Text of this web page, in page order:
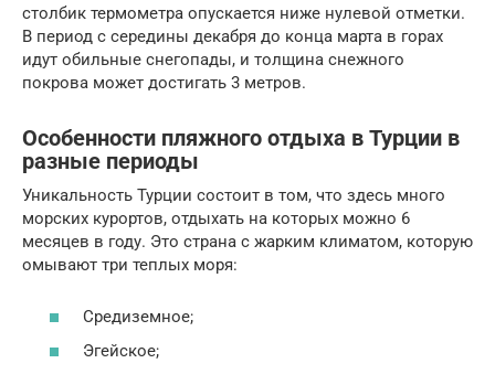
столбик термометра опускается ниже нулевой отметки.
В период с середины декабря до конца марта в горах
идут обильные снегопады, и толщина снежного
покрова может достигать 3 метров.
Особенности пляжного отдыха в Турции в
разные периоды
Уникальность Турции состоит в том, что здесь много
морских курортов, отдыхать на которых можно 6
месяцев в году. Это страна с жарким климатом, которую
омывают три теплых моря:
Средиземное;
Эгейское;